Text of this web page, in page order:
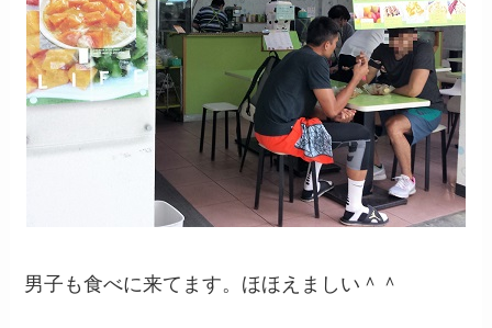
男子も食べに来てます。ほほえましい＾＾